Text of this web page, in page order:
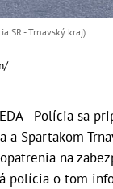
SR - Trnavský kraj )
- Polícia sa
a Spartakom
na
polícia o tom